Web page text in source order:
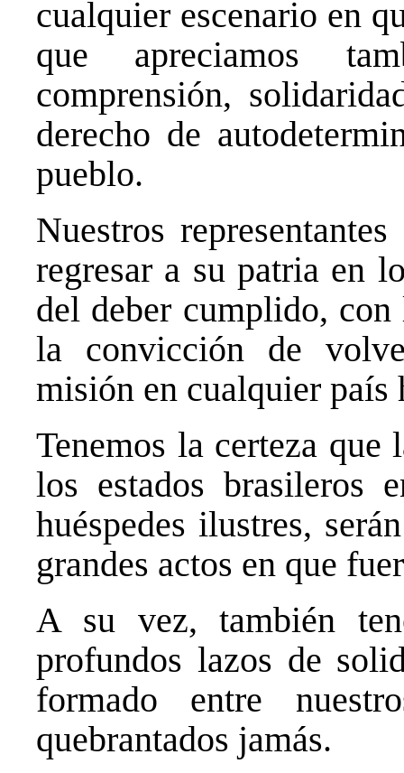
cualquier escenario en
que apreciamos
comprensión,
derecho de
pueblo.
Nuestros
regresar a su patria en
del deber cumplido,
la convicción de
misión en cualquier país
Tenemos la certeza que
los estados brasileros
huéspedes ilustres,
grandes actos en que
A su vez, también
profundos lazos de
formado entre
quebrantados jamás.